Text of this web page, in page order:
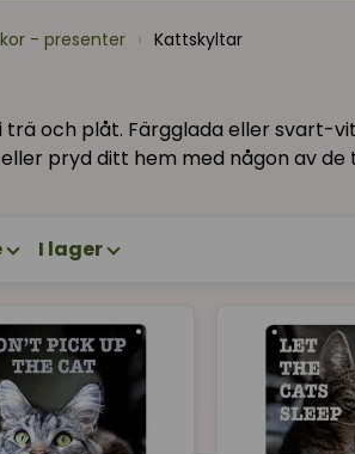
- presenter › Kattskyltar
och plåt. Färgglada eller svart-
pryd ditt hem med någon av
I lager